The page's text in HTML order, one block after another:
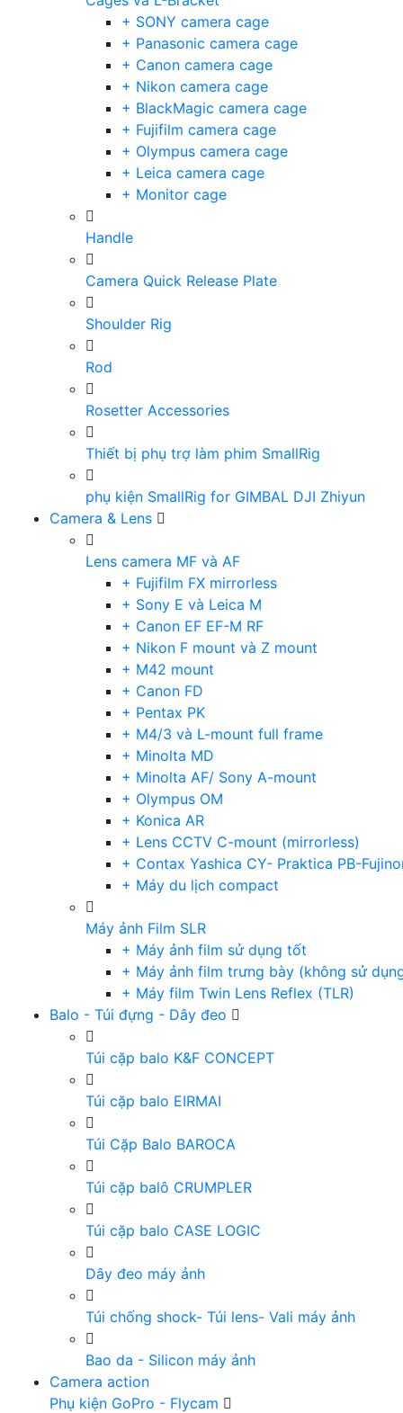
+ SONY camera cage
+ Panasonic camera cage
+ Canon camera cage
+ Nikon camera cage
+ BlackMagic camera cage
+ Fujifilm camera cage
+ Olympus camera cage
+ Leica camera cage
+ Monitor cage
Handle
Camera Quick Release Plate
Shoulder Rig
Rod
Rosetter Accessories
Thiết bị phụ trợ làm phim SmallRig
phụ kiện SmallRig for GIMBAL DJI Zhiyun
Camera & Lens
Lens camera MF và AF
+ Fujifilm FX mirrorless
+ Sony E và Leica M
+ Canon EF EF-M RF
+ Nikon F mount và Z mount
+ M42 mount
+ Canon FD
+ Pentax PK
+ M4/3 và L-mount full frame
+ Minolta MD
+ Minolta AF/ Sony A-mount
+ Olympus OM
+ Konica AR
+ Lens CCTV C-mount (mirrorless)
+ Contax Yashica CY- Praktica PB-
+ Máy du lịch compact
Máy ảnh Film SLR
+ Máy ảnh film sử dụng tốt
+ Máy ảnh film trưng bày (không sử
+ Máy film Twin Lens Reflex (TLR)
Balo - Túi đựng - Dây đeo
Túi cặp balo K&F CONCEPT
Túi cặp balo EIRMAI
Túi Cặp Balo BAROCA
Túi cặp balô CRUMPLER
Túi cặp balo CASE LOGIC
Dây đeo máy ảnh
Túi chống shock- Túi lens- Vali máy ảnh
Bao da - Silicon máy ảnh
Camera action
Phụ kiện GoPro - Flycam